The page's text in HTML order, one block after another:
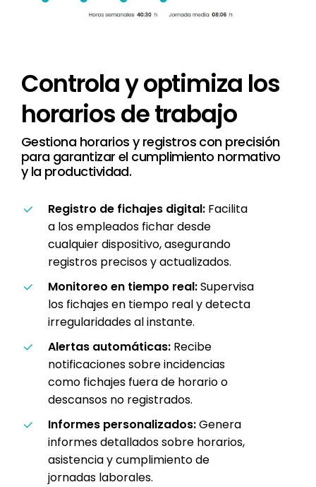
Controlayoptimiza los
horariosdetrabajo
Gestiona horarios y registros con precisión
para garantizar el cumplimiento normativo
y la productividad.
Registro de fichajes digital:Facilita
a los empleados fichar desde
cualquier dispositivo, asegurando
registros precisos y actualizados.
Monitoreo en tiempo real:Supervisa
los fichajes en tiempo real y detecta
irregularidades al instante.
Alertas automáticas:Recibe
notificaciones sobre incidencias
como fichajes fuera de horario o
descansos no registrados.
Informes personalizados:Genera
informes detallados sobre horarios,
asistencia y cumplimiento de
jornadas laborales.